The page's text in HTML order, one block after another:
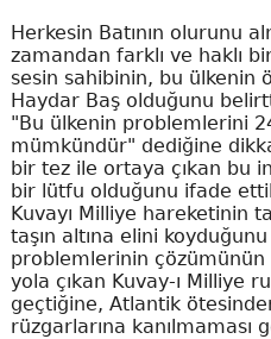
Herkesin Batının olurunu
zamandan farklı ve haklı
sesin sahibinin, bu ülkenin
Haydar Baş olduğunu
"Bu ülkenin problemlerini
mümkündür" dediğine
bir tez ile ortaya çıkan bu
bir lütfu olduğunu ifade
Kuvayı Milliye hareketinin
taşın altına elini
problemlerinin
yola çıkan Kuvay-ı Milliye
geçtiğine, Atlantik
rüzgarlarına kanılmaması